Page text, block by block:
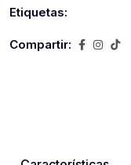
Etiquetas:
Compartir: